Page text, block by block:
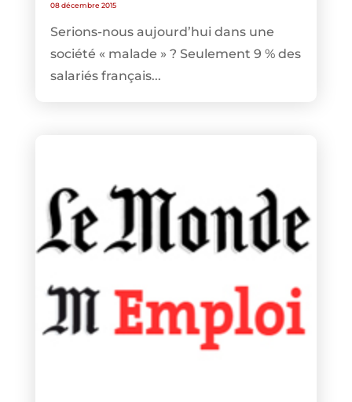
08 décembre 2015
Serions-nous aujourd’hui dans une
société « malade » ? Seulement 9 % des
salariés français...